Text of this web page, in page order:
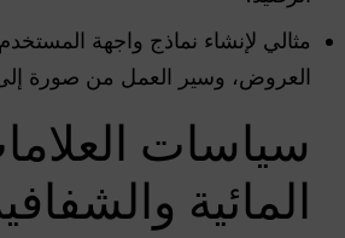
مثالي لإنشاء نماذج واجهة
العروض، وسير العمل من صورة
سياسات
المائية